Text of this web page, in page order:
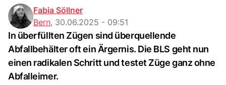
Fabia Söllner
Bern, 30.06.2025 - 09:51
In überfüllten Zügen sind überquellende
Abfallbehälter oft ein Ärgernis. Die BLS geht nun
einen radikalen Schritt und testet Züge ganz ohne
Abfalleimer.